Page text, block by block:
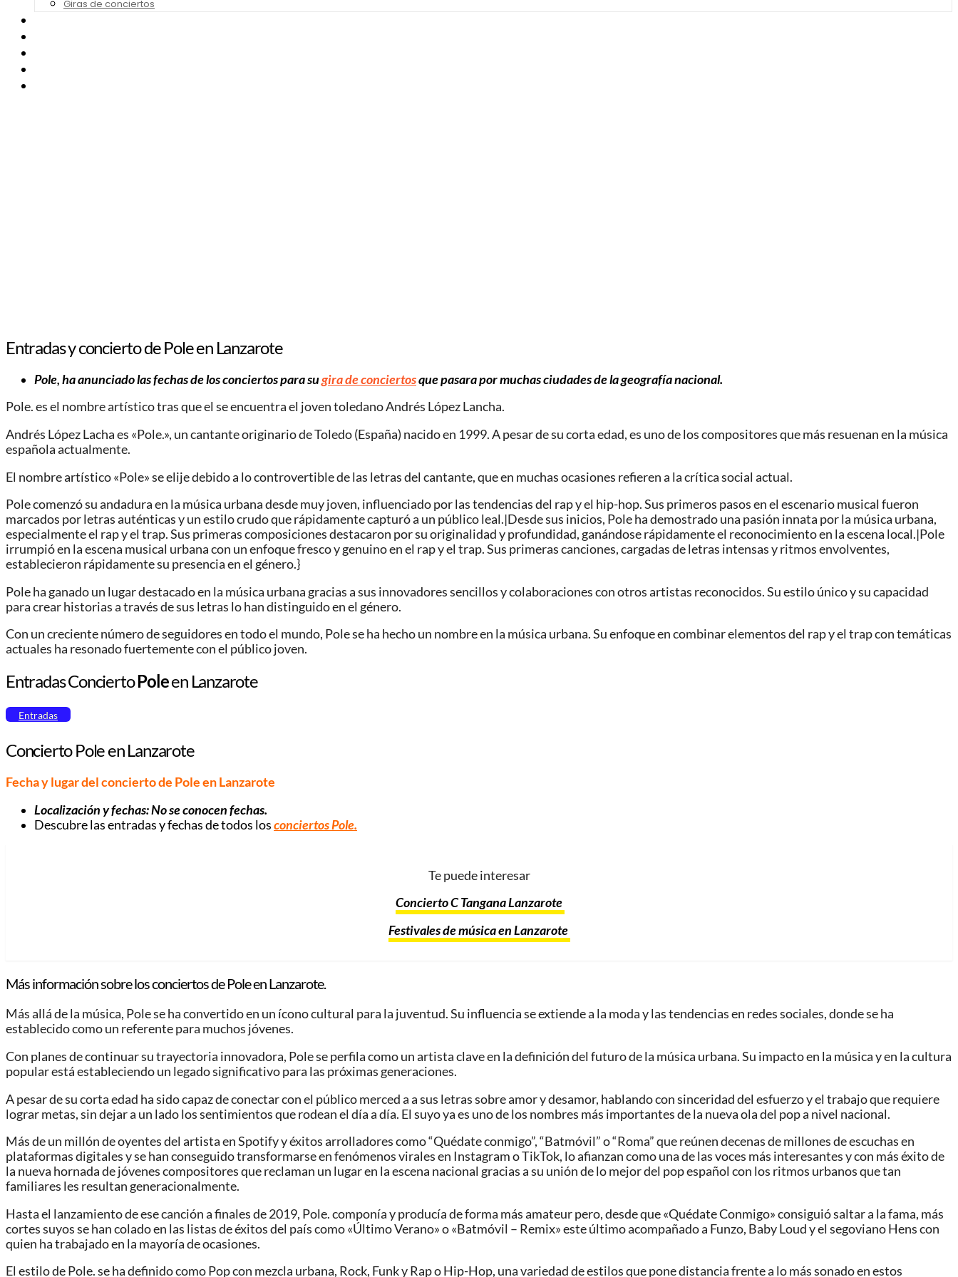
Giras de conciertos
Entradas y concierto de Pole en Lanzarote
Pole, ha anunciado las fechas de los conciertos para sugira de conciertosque pasara por muchas ciudades de la geografía nacional.
Pole. es el nombre artístico tras que el se encuentra el joven toledano Andrés López Lancha.
Andrés López Lacha es «Pole.», un cantante originario de Toledo (España) nacido en 1999. A pesar de su corta edad, es uno de los compositores que más resuenan en la música
española actualmente.
El nombre artístico «Pole» se elije debido a lo controvertible de las letras del cantante, que en muchas ocasiones refieren a la crítica social actual.
Pole comenzó su andadura en la música urbana desde muy joven, influenciado por las tendencias del rap y el hip-hop. Sus primeros pasos en el escenario musical fueron
marcados por letras auténticas y un estilo crudo que rápidamente capturó a un público leal.|Desde sus inicios, Pole ha demostrado una pasión innata por la música urbana,
especialmente el rap y el trap. Sus primeras composiciones destacaron por su originalidad y profundidad, ganándose rápidamente el reconocimiento en la escena local.|Pole
irrumpió en la escena musical urbana con un enfoque fresco y genuino en el rap y el trap. Sus primeras canciones, cargadas de letras intensas y ritmos envolventes,
establecieron rápidamente su presencia en el género.}
Pole ha ganado un lugar destacado en la música urbana gracias a sus innovadores sencillos y colaboraciones con otros artistas reconocidos. Su estilo único y su capacidad
para crear historias a través de sus letras lo han distinguido en el género.
Con un creciente número de seguidores en todo el mundo, Pole se ha hecho un nombre en la música urbana. Su enfoque en combinar elementos del rap y el trap con temáticas
actuales ha resonado fuertemente con el público joven.
Entradas ConciertoPoleen Lanzarote
Entradas
Concierto Pole en Lanzarote
Fecha y lugar del concierto de Poleen Lanzarote
Localización y fechas: No se conocen fechas.
Descubre las entradas y fechas de todos losconciertos Pole.
Te puede interesar
Concierto C Tangana Lanzarote
Festivales de música en Lanzarote
Más información sobre los conciertos de Pole en Lanzarote.
Más allá de la música, Pole se ha convertido en un ícono cultural para la juventud. Su influencia se extiende a la moda y las tendencias en redes sociales, donde se ha
establecido como un referente para muchos jóvenes.
Con planes de continuar su trayectoria innovadora, Pole se perfila como un artista clave en la definición del futuro de la música urbana. Su impacto en la música y en la cultura
popular está estableciendo un legado significativo para las próximas generaciones.
A pesar de su corta edad ha sido capaz de conectar con el público merced a a sus letras sobre amor y desamor, hablando con sinceridad del esfuerzo y el trabajo que requiere
lograr metas, sin dejar a un lado los sentimientos que rodean el día a día. El suyo ya es uno de los nombres más importantes de la nueva ola del pop a nivel nacional.
Más de un millón de oyentes del artista en Spotify y éxitos arrolladores como “Quédate conmigo”, “Batmóvil” o “Roma” que reúnen decenas de millones de escuchas en
plataformas digitales y se han conseguido transformarse en fenómenos virales en Instagram o TikTok, lo afianzan como una de las voces más interesantes y con más éxito de
la nueva hornada de jóvenes compositores que reclaman un lugar en la escena nacional gracias a su unión de lo mejor del pop español con los ritmos urbanos que tan
familiares les resultan generacionalmente.
Hasta el lanzamiento de ese canción a finales de 2019, Pole. componía y producía de forma más amateur pero, desde que «Quédate Conmigo» consiguió saltar a la fama, más
cortes suyos se han colado en las listas de éxitos del país como «Último Verano» o «Batmóvil – Remix» este último acompañado a Funzo, Baby Loud y el segoviano Hens con
quien ha trabajado en la mayoría de ocasiones.
El estilo de Pole. se ha definido como Pop con mezcla urbana, Rock, Funk y Rap o Hip-Hop, una variedad de estilos que pone distancia frente a lo más sonado en estos